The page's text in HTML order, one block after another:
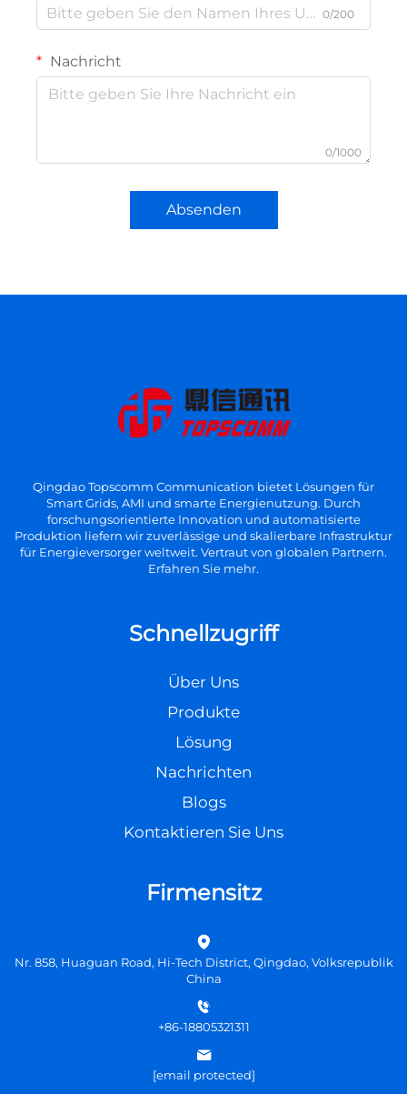
0/200
Nachricht
0/1000
Absenden
Qingdao Topscomm Communication bietet Lösungen für
Smart Grids, AMI und smarte Energienutzung. Durch
forschungsorientierte Innovation und automatisierte
Produktion liefern wir zuverlässige und skalierbare Infrastruktur
für Energieversorger weltweit. Vertraut von globalen Partnern.
Erfahren Sie mehr.
Schnellzugriff
Über Uns
Produkte
Lösung
Nachrichten
Blogs
Kontaktieren Sie Uns
Firmensitz
Nr. 858, Huaguan Road, Hi-Tech District, Qingdao, Volksrepublik
China
+86-18805321311
[email protected]